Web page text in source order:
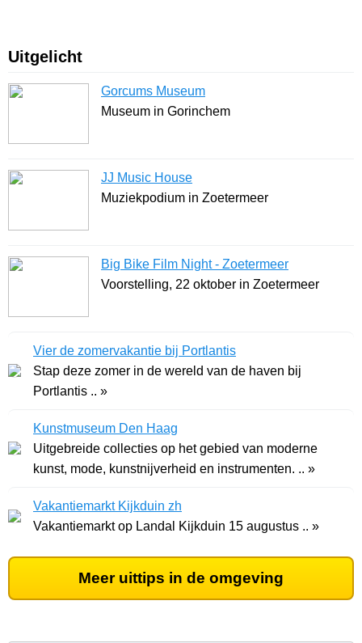
Uitgelicht
Gorcums Museum
Museum in Gorinchem
JJ Music House
Muziekpodium in Zoetermeer
Big Bike Film Night - Zoetermeer
Voorstelling, 22 oktober in Zoetermeer
Vier de zomervakantie bij Portlantis
Stap deze zomer in de wereld van de haven bij
Portlantis .. »
Kunstmuseum Den Haag
Uitgebreide collecties op het gebied van moderne
kunst, mode, kunstnijverheid en instrumenten. .. »
Vakantiemarkt Kijkduin zh
Vakantiemarkt op Landal Kijkduin 15 augustus .. »
Meer uittips in de omgeving